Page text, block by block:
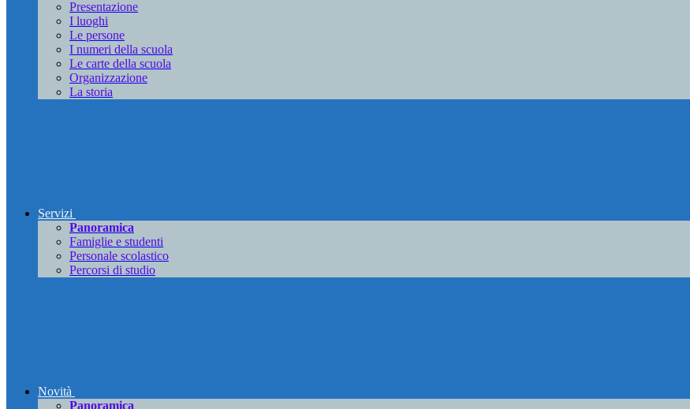
Presentazione
I luoghi
Le persone
I numeri della scuola
Le carte della scuola
Organizzazione
La storia
Servizi
Panoramica
Famiglie e studenti
Personale scolastico
Percorsi di studio
Novità
Panoramica